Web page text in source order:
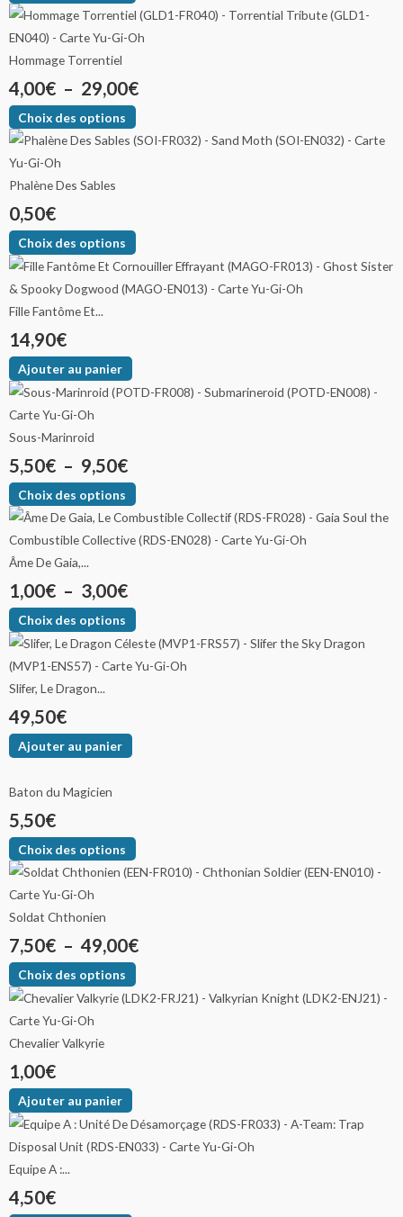
Hommage Torrentiel
4,00€ – 29,00€
Choix des options
Phalène Des Sables
0,50€
Choix des options
Fille Fantôme Et...
14,90€
Ajouter au panier
Sous-Marinroid
5,50€ – 9,50€
Choix des options
Âme De Gaia,...
1,00€ – 3,00€
Choix des options
Slifer, Le Dragon...
49,50€
Ajouter au panier
Baton du Magicien
5,50€
Choix des options
Soldat Chthonien
7,50€ – 49,00€
Choix des options
Chevalier Valkyrie
1,00€
Ajouter au panier
Equipe A :...
4,50€